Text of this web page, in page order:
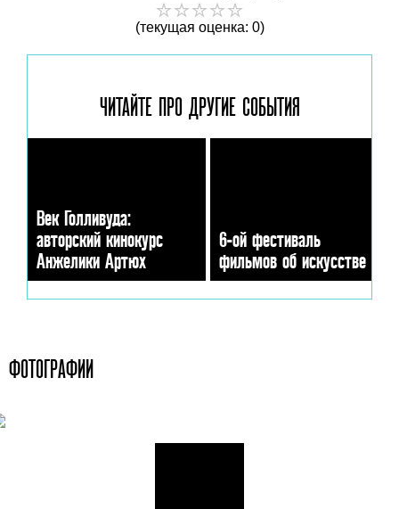
(текущая оценка: 0)
ЧИТАЙТЕ ПРО ДРУГИЕ СОБЫТИЯ
Век Голливуда:
авторский кинокурс
Анжелики Артюх
6-ой фестиваль
фильмов об искусстве
ФОТОГРАФИИ